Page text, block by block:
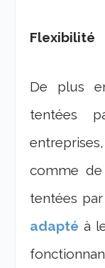
Flexibilité
De plus
tentées
comme
tentées
adapté à